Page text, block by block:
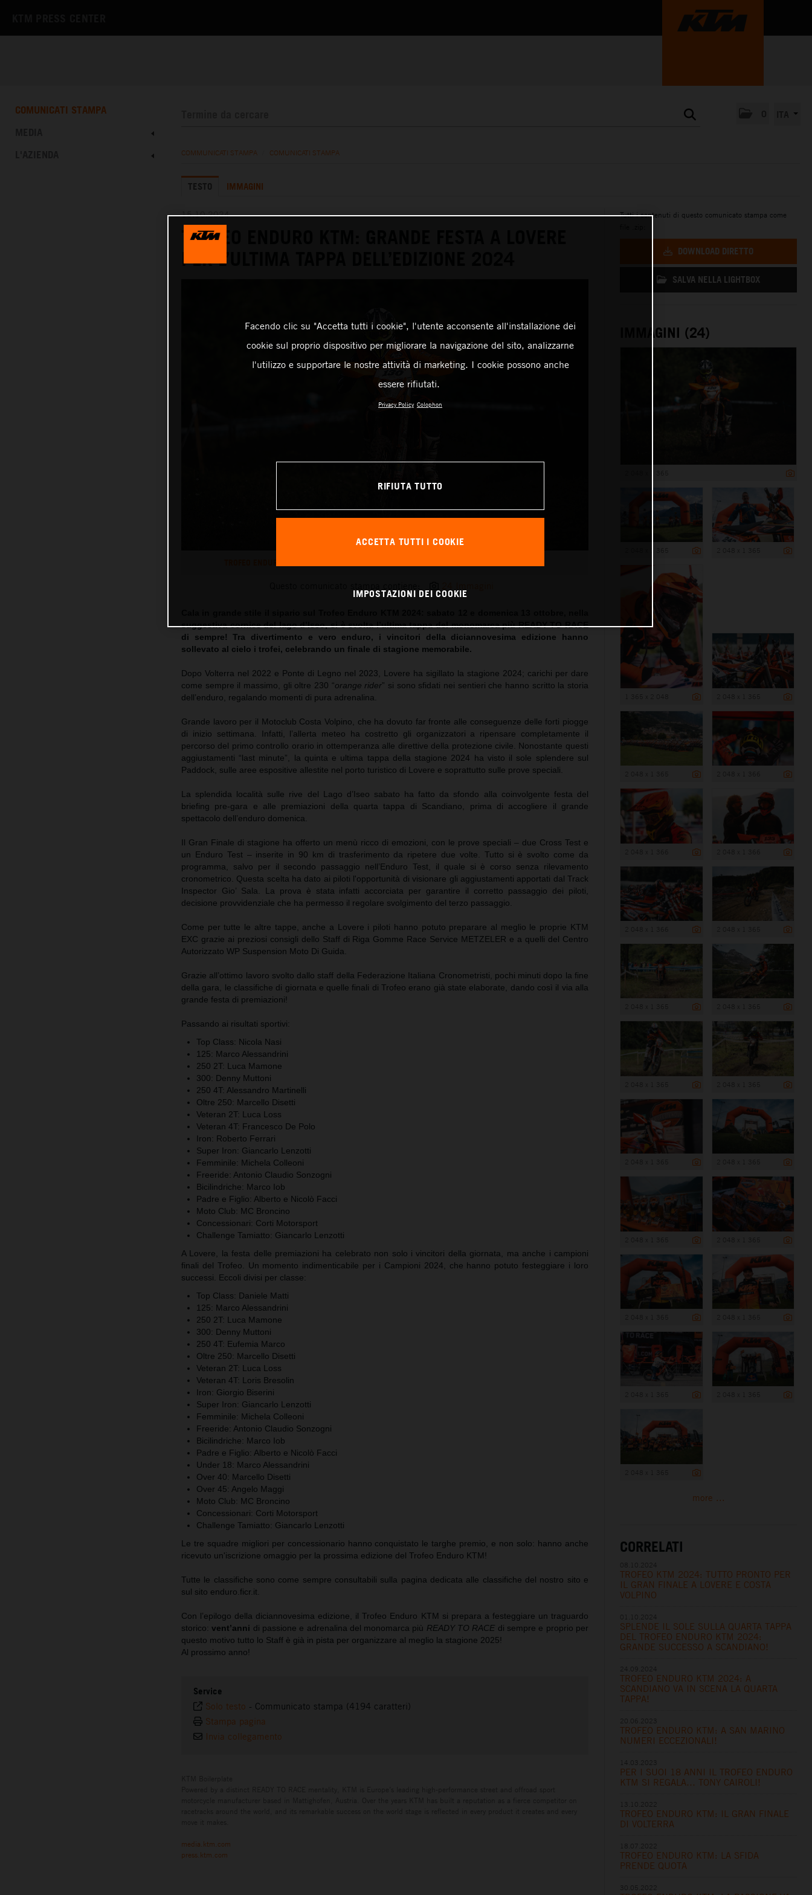
COMUNICATI STAMPA
COMMUNICATI STAMPA COMUNICATI STAMPA
TESTO IMMAGINI
15.10.2024
TROFEO ENDURO KTM: GRANDE FESTA A LOVERE
PER L’ULTIMA TAPPA DELL’EDIZIONE 2024
suggestiva cornice del lago d’Iseo, si è svolta l’ultima tappa del monomarca più READY TO RACE
di sempre! Tra divertimento e vero enduro, i vincitori della diciannovesima edizione hanno
sollevato al cielo i trofei, celebrando un finale di stagione memorabile.
Dopo Volterra nel 2022 e Ponte di Legno nel 2023, Lovere ha sigillato la stagione 2024; carichi per dare
come sempre il massimo, gli oltre 230 “orange rider” si sono sfidati nei sentieri che hanno scritto la storia
dell’enduro, regalando momenti di pura adrenalina.
Grande lavoro per il Motoclub Costa Volpino, che ha dovuto far fronte alle conseguenze delle forti piogge
di inizio settimana. Infatti, l’allerta meteo ha costretto gli organizzatori a ripensare completamente il
percorso del primo controllo orario in ottemperanza alle direttive della protezione civile. Nonostante questi
aggiustamenti “last minute”, la quinta e ultima tappa della stagione 2024 ha visto il sole splendere sul
Paddock, sulle aree espositive allestite nel porto turistico di Lovere e soprattutto sulle prove speciali.
La splendida località sulle rive del Lago d’Iseo sabato ha fatto da sfondo alla coinvolgente festa del
briefing pre-gara e alle premiazioni della quarta tappa di Scandiano, prima di accogliere il grande
spettacolo dell’enduro domenica.
Il Gran Finale di stagione ha offerto un menù ricco di emozioni, con le prove speciali – due Cross Test e
un Enduro Test – inserite in 90 km di trasferimento da ripetere due volte. Tutto si è svolto come da
programma, salvo per il secondo passaggio nell’Enduro Test, il quale si è corso senza rilevamento
cronometrico. Questa scelta ha dato ai piloti l'opportunità di visionare gli aggiustamenti apportati dal Track
Inspector Gio’ Sala. La prova è stata infatti accorciata per garantire il corretto passaggio dei piloti,
decisione provvidenziale che ha permesso il regolare svolgimento del terzo passaggio.
Come per tutte le altre tappe, anche a Lovere i piloti hanno potuto preparare al meglio le proprie KTM
EXC grazie ai preziosi consigli dello Staff di Riga Gomme Race Service METZELER e a quelli del Centro
Autorizzato WP Suspension Moto Di Guida.
Grazie all’ottimo lavoro svolto dallo staff della Federazione Italiana Cronometristi, pochi minuti dopo la fine
della gara, le classifiche di giornata e quelle finali di Trofeo erano già state elaborate, dando così il via alla
grande festa di premiazioni!
Passando ai risultati sportivi:
Top Class: Nicola Nasi
125: Marco Alessandrini
250 2T: Luca Mamone
300: Denny Muttoni
250 4T: Alessandro Martinelli
Oltre 250: Marcello Disetti
Veteran 2T: Luca Loss
Veteran 4T: Francesco De Polo
Iron: Roberto Ferrari
Super Iron: Giancarlo Lenzotti
Femminile: Michela Colleoni
Freeride: Antonio Claudio Sonzogni
Bicilindriche: Marco Iob
Padre e Figlio: Alberto e Nicolò Facci
Moto Club: MC Broncino
Concessionari: Corti Motorsport
Challenge Tamiatto: Giancarlo Lenzotti
A Lovere, la festa delle premiazioni ha celebrato non solo i vincitori della giornata, ma anche i campioni
finali del Trofeo. Un momento indimenticabile per i Campioni 2024, che hanno potuto festeggiare i loro
successi. Eccoli divisi per classe:
Top Class: Daniele Matti
125: Marco Alessandrini
250 2T: Luca Mamone
300: Denny Muttoni
250 4T: Eufemia Marco
Oltre 250: Marcello Disetti
Veteran 2T: Luca Loss
Veteran 4T: Loris Bresolin
Iron: Giorgio Biserini
Super Iron: Giancarlo Lenzotti
Femminile: Michela Colleoni
Freeride: Antonio Claudio Sonzogni
Bicilindriche: Marco Iob
Padre e Figlio: Alberto e Nicolò Facci
Under 18: Marco Alessandrini
Over 40: Marcello Disetti
Over 45: Angelo Maggi
Moto Club: MC Broncino
Concessionari: Corti Motorsport
Challenge Tamiatto: Giancarlo Lenzotti
Le tre squadre migliori per concessionario hanno conquistato le targhe premio, e non solo: hanno anche
ricevuto un'iscrizione omaggio per la prossima edizione del Trofeo Enduro KTM!
Tutte le classifiche sono come sempre consultabili sulla pagina dedicata alle classifiche del nostro sito e
sul sito enduro.ficr.it.
Con l’epilogo della diciannovesima edizione, il Trofeo Enduro KTM si prepara a festeggiare un traguardo
storico:vent’anni di passione e adrenalina del monomarca più READY TO RACE di sempre e proprio per
questo motivo tutto lo Staff è già in pista per organizzare al meglio la stagione 2025!
Al prossimo anno!
Service
Solo testo - Communicato stampa (4194 caratteri)
Stampa pagina
Invia collegamento
media.ktm.com
press.ktm.com
Tutti i contenuti di questo comunicato stampa come
DOWNLOAD DIRETTO
SALVA NELLA LIGHTBOX
IMMAGINI (24)
more ...
CORRELATI
TROFEO KTM 2024: TUTTO PRONTO PER
IL GRAN FINALE A LOVERE E COSTA
VOLPINO
SPLENDE IL SOLE SULLA QUARTA TAPPA
DEL TROFEO ENDURO KTM 2024:
GRANDE SUCCESSO A SCANDIANO!
TROFEO ENDURO KTM 2024: A
SCANDIANO VA IN SCENA LA QUARTA
TAPPA!
TROFEO ENDURO KTM: A SAN MARINO
NUMERI ECCEZIONALI!
PER I SUOI 18 ANNI IL TROFEO ENDURO
KTM SI REGALA… TONY CAIROLI!
TROFEO ENDURO KTM: IL GRAN FINALE
DI VOLTERRA
TROFEO ENDURO KTM: LA SFIDA
PRENDE QUOTA
Facendo clic su "Accetta tutti i cookie", l'utente acconsente all'installazione dei
cookie sul proprio dispositivo per migliorare la navigazione del sito, analizzarne
l'utilizzo e supportare le nostre attività di marketing. I cookie possono anche
essere rifiutati.
Privacy Policy Colophon
RIFIUTA TUTTO
ACCETTA TUTTI I COOKIE
IMPOSTAZIONI DEI COOKIE